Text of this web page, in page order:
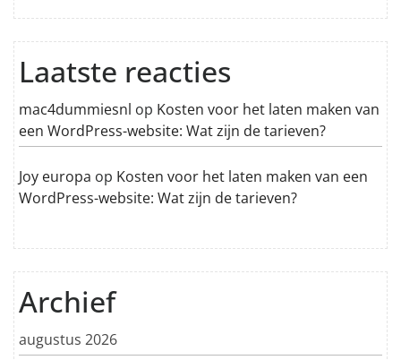
Laatste reacties
mac4dummiesnl op Kosten voor het laten maken van
een WordPress-website: Wat zijn de tarieven?
Joy europa op Kosten voor het laten maken van een
WordPress-website: Wat zijn de tarieven?
Archief
augustus 2026